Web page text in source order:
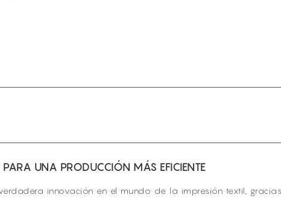
UNA PRODUCCIÓN MÁS EFICIENTE
innovación en el mundo de la impresión textil,